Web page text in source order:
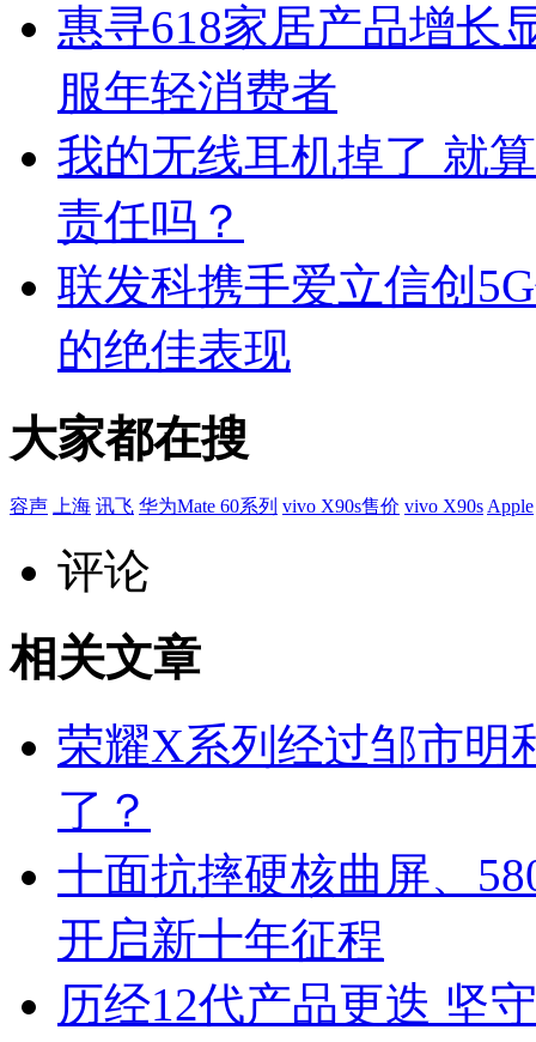
惠寻618家居产品增长
服年轻消费者
我的无线耳机掉了 就
责任吗？
联发科携手爱立信创
的绝佳表现
大家都在搜
容声 上海 讯飞 华为Mate 60系列 vivo X90s售价 vivo X90s Apple
评论
相关文章
荣耀X系列经过邹市明
了？
十面抗摔硬核曲屏、
开启新十年征程
历经12代产品更迭 坚